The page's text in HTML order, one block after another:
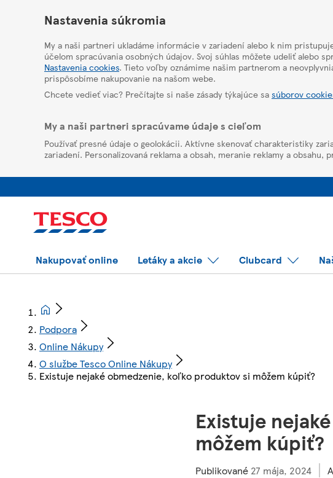
HelpPage
Nastavenia súkromia
My a naši partneri ukladáme informácie v zariadení alebo k nim
účelom spracúvania osobných údajov. Svoj súhlas môžete udeliť alebo
Nastavenia cookies. Tieto voľby oznámime našim partnerom a
prispôsobíme nakupovanie na našom webe.
Chcete vedieť viac? Prečítajte si naše zásady týkajúce sa súborov
My a naši partneri spracúvame údaje s cieľom
Používať presné údaje o geolokácii. Aktívne skenovať charakteristiky
zariadení. Personalizovaná reklama a obsah, meranie reklamy a obsahu,
Nakupovať online Letáky a akcie Clubcard
Podpora
Online Nákupy
O službe Tesco Online Nákupy
Existuje nejaké obmedzenie, koľko produktov si môžem kúpiť?
Existuje
môžem kúpiť?
Publikované 27 mája, 2024